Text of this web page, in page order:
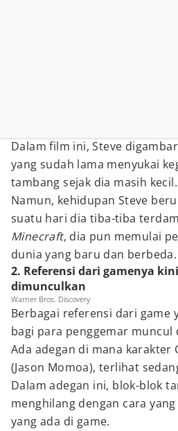
Dalam film ini, Steve
yang sudah lama menyukai
tambang sejak dia masih kecil.
Namun, kehidupan Steve
suatu hari dia tiba-tiba
Minecraft, dia pun memulai
dunia yang baru dan berbeda.
2. Referensi dari gamenya
dimunculkan
Warner Bros. Discovery
Berbagai referensi dari game
bagi para penggemar muncul
Ada adegan di mana karakter
(Jason Momoa), terlihat
Dalam adegan ini, blok-blok
menghilang dengan cara
yang ada di game.